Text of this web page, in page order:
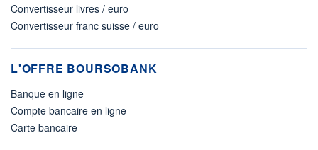
Convertisseur livres / euro
Convertisseur franc suisse / euro
L'OFFRE BOURSOBANK
Banque en ligne
Compte bancaire en ligne
Carte bancaire